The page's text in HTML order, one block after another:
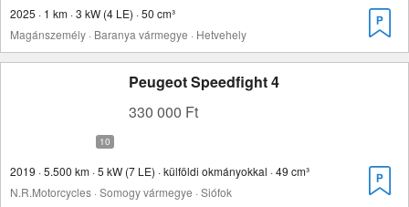
2025 · 1 km · 3 kW (4 LE) · 50 cm³
Magánszemély · Baranya vármegye · Hetvehely
Peugeot Speedfight 4
330 000 Ft
2019 · 5.500 km · 5 kW (7 LE) · külföldi okmányokkal · 49 cm³
N.R.Motorcycles · Somogy vármegye · Siófok